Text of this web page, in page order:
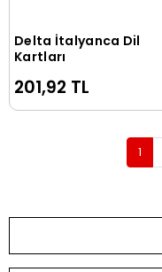
Sepete Ekle
Delta İtalyanca Dil
Kartları
201,92 TL
1